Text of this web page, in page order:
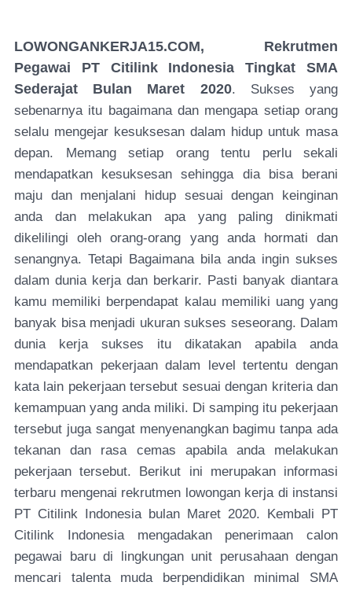
LOWONGANKERJA15.COM, Rekrutmen
Pegawai PT Citilink Indonesia Tingkat SMA
Sederajat Bulan Maret 2020. Sukses yang
sebenarnya itu bagaimana dan mengapa setiap orang
selalu mengejar kesuksesan dalam hidup untuk masa
depan. Memang setiap orang tentu perlu sekali
mendapatkan kesuksesan sehingga dia bisa berani
maju dan menjalani hidup sesuai dengan keinginan
anda dan melakukan apa yang paling dinikmati
dikelilingi oleh orang-orang yang anda hormati dan
senangnya. Tetapi Bagaimana bila anda ingin sukses
dalam dunia kerja dan berkarir. Pasti banyak diantara
kamu memiliki berpendapat kalau memiliki uang yang
banyak bisa menjadi ukuran sukses seseorang. Dalam
dunia kerja sukses itu dikatakan apabila anda
mendapatkan pekerjaan dalam level tertentu dengan
kata lain pekerjaan tersebut sesuai dengan kriteria dan
kemampuan yang anda miliki. Di samping itu pekerjaan
tersebut juga sangat menyenangkan bagimu tanpa ada
tekanan dan rasa cemas apabila anda melakukan
pekerjaan tersebut. Berikut ini merupakan informasi
terbaru mengenai rekrutmen lowongan kerja di instansi
PT Citilink Indonesia bulan Maret 2020. Kembali PT
Citilink Indonesia mengadakan penerimaan calon
pegawai baru di lingkungan unit perusahaan dengan
mencari talenta muda berpendidikan minimal SMA